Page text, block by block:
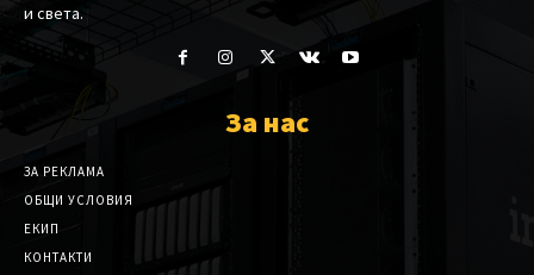
и света.
За нас
ЗА РЕКЛАМА
ОБЩИ УСЛОВИЯ
ЕКИП
КОНТАКТИ